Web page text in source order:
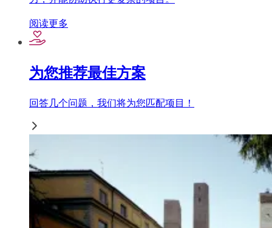
阅读更多
为您推荐最佳方案
回答几个问题，我们将为您匹配项目！